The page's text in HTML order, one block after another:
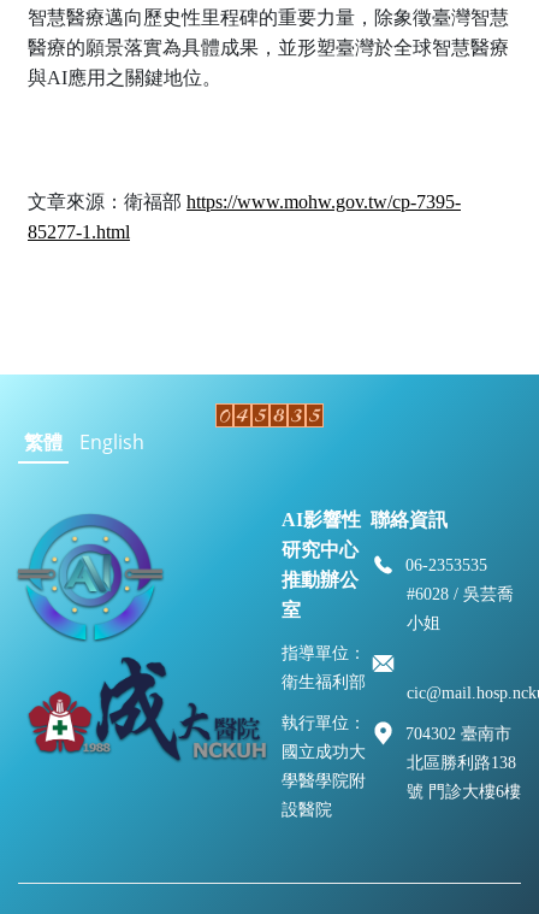
智慧醫療邁向歷史性里程碑的重要力量，除象徵臺灣智慧
醫療的願景落實為具體成果，並形塑臺灣於全球智慧醫療
與AI應用之關鍵地位。
文章來源：衛福部 https://www.mohw.gov.tw/cp-7395-
85277-1.html
繁體 English
AI影響性
研究中心
推動辦公
室
指導單位：
衛生福利部
執行單位：
國立成功大
學醫學院附
設醫院
聯絡資訊
06-2353535
#6028 / 吳芸喬
小姐
704302 臺南市
北區勝利路138
號 門診大樓6樓